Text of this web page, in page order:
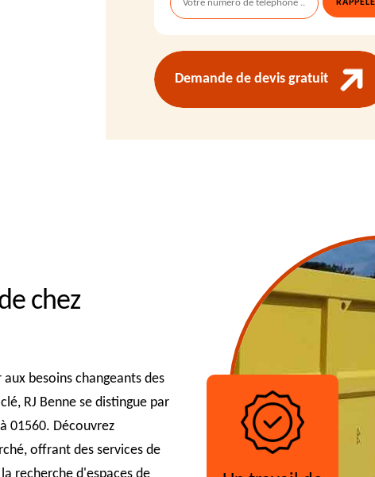
Demande de devis gratuit
chez
besoins changeants des
RJ Benne se distingue par
01560. Découvrez
offrant des services de